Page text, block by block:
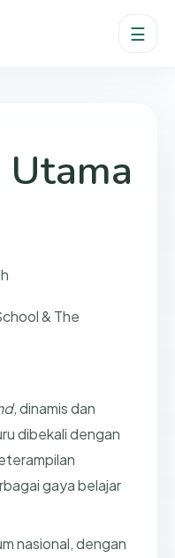
☰
& The
dinamis dan
dibekali dengan
gaya belajar
nasional, dengan